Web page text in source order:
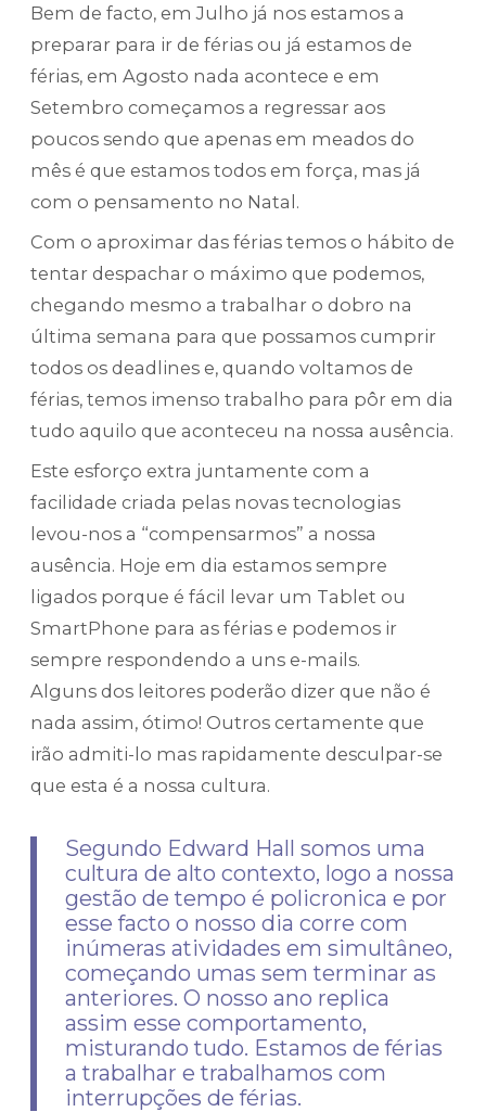
Bem de facto, em Julho já nos estamos a
preparar para ir de férias ou já estamos de
férias, em Agosto nada acontece e em
Setembro começamos a regressar aos
poucos sendo que apenas em meados do
mês é que estamos todos em força, mas já
com o pensamento no Natal.
Com o aproximar das férias temos o hábito de
tentar despachar o máximo que podemos,
chegando mesmo a trabalhar o dobro na
última semana para que possamos cumprir
todos os deadlines e, quando voltamos de
férias, temos imenso trabalho para pôr em dia
tudo aquilo que aconteceu na nossa ausência.
Este esforço extra juntamente com a
facilidade criada pelas novas tecnologias
levou-nos a “compensarmos” a nossa
ausência. Hoje em dia estamos sempre
ligados porque é fácil levar um Tablet ou
SmartPhone para as férias e podemos ir
sempre respondendo a uns e-mails.
Alguns dos leitores poderão dizer que não é
nada assim, ótimo! Outros certamente que
irão admiti-lo mas rapidamente desculpar-se
que esta é a nossa cultura.
Segundo Edward Hall somos uma
cultura de alto contexto, logo a nossa
gestão de tempo é policronica e por
esse facto o nosso dia corre com
inúmeras atividades em simultâneo,
começando umas sem terminar as
anteriores. O nosso ano replica
assim esse comportamento,
misturando tudo. Estamos de férias
a trabalhar e trabalhamos com
interrupções de férias.